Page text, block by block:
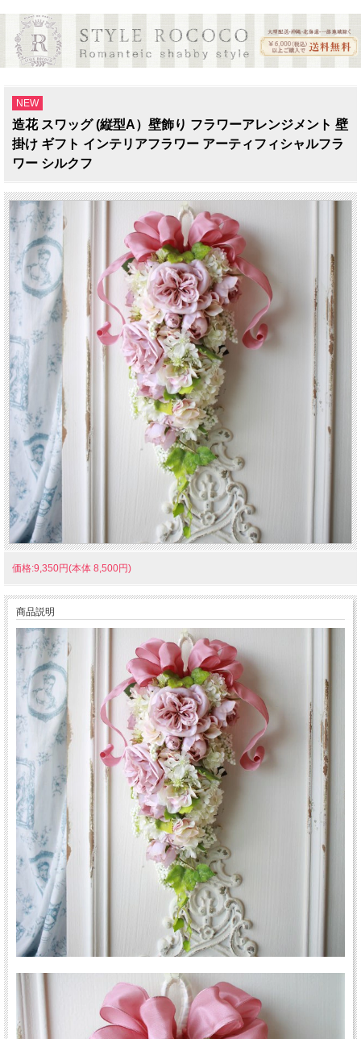
NEW
造花 スワッグ (縦型A）壁飾り フラワーアレンジメント 壁
掛け ギフト インテリアフラワー アーティフィシャルフラ
ワー シルクフ
価格:9,350円(本体 8,500円)
商品説明